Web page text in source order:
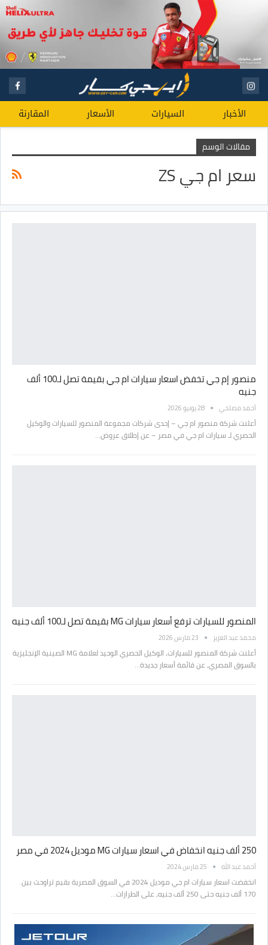
الأخبار السيارات الأسعار المقارنة
مقالات الوسم
سعر ام جي ZS
منصور إم جي تخفض اسعار سيارات ام جي بقيمة تصل لـ100 ألف
جنيه
أحمد مصلحي 28 يونيو 2026
أعلنت شركة منصور ام جي – إحدى شركات مجموعة المنصور للسيارات والوكيل
الحصري لـ سيارات ام جي في مصر – عن إطلاق عروض…
المنصور للسيارات ترفع أسعار سيارات MG بقيمة تصل لـ100 ألف جنيه
محمد عبد العزيز 23 مارس 2026
أعلنت شركة المنصور للسيارات، الوكيل الحصري الوحيد لعلامة MG الصينية الإنجليزية
بالسوق المصري، عن قائمة أسعار جديدة…
250 ألف جنيه انخفاض في اسعار سيارات MG موديل 2024 في مصر
أحمد عبد الله 25 مارس 2024
انخفضت اسعار سيارات ام جي موديل 2024 في السوق المصرية بقيم تراوحت بين
170 ألف جنيه حتى 250 ألف جنيه، على الطرازات…